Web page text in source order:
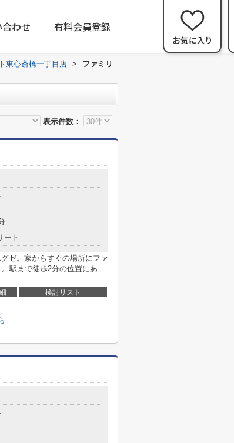
わせ 有料会員登録
東心斎橋一丁目店 >
ファミリ
表示件数：
ート
ゼ。家からすぐの場所にファ
駅まで徒歩2分の位置にあ
検討リスト